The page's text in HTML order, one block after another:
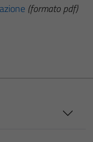
(formato pdf)